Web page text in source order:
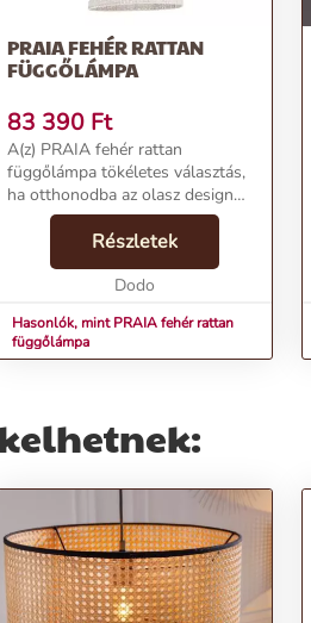
PRAIA FEHÉR RATTAN
FÜGGŐLÁMPA
83 390 Ft
A(z) PRAIA fehér rattan
függőlámpa tökéletes választás,
ha otthonodba az olasz design
eleganciáját és prémium
hangulatát szeretnéd
becsempészni. Letisztult
formavilága és igényes kialakítása
Részletek
Dodo
Hasonlók, mint PRAIA fehér rattan
függőlámpa